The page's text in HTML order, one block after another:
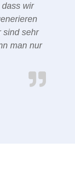
wir
sind sehr
man nur